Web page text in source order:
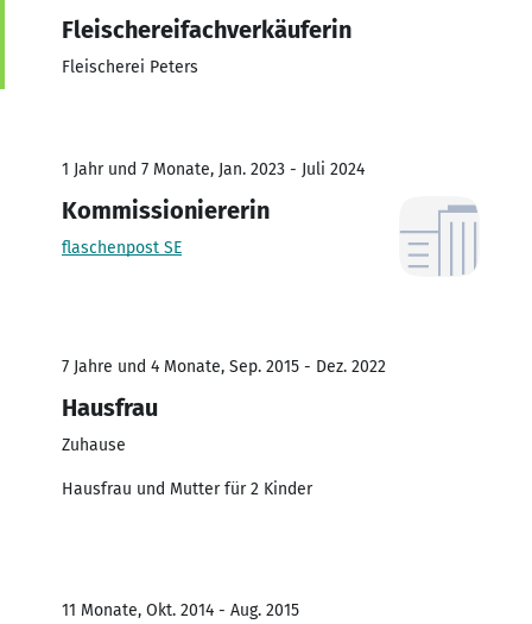
Fleischereifachverkäuferin
Fleischerei Peters
1 Jahr und 7 Monate, Jan. 2023 - Juli 2024
Kommissioniererin
flaschenpost SE
7 Jahre und 4 Monate, Sep. 2015 - Dez. 2022
Hausfrau
Zuhause
Hausfrau und Mutter für 2 Kinder
11 Monate, Okt. 2014 - Aug. 2015